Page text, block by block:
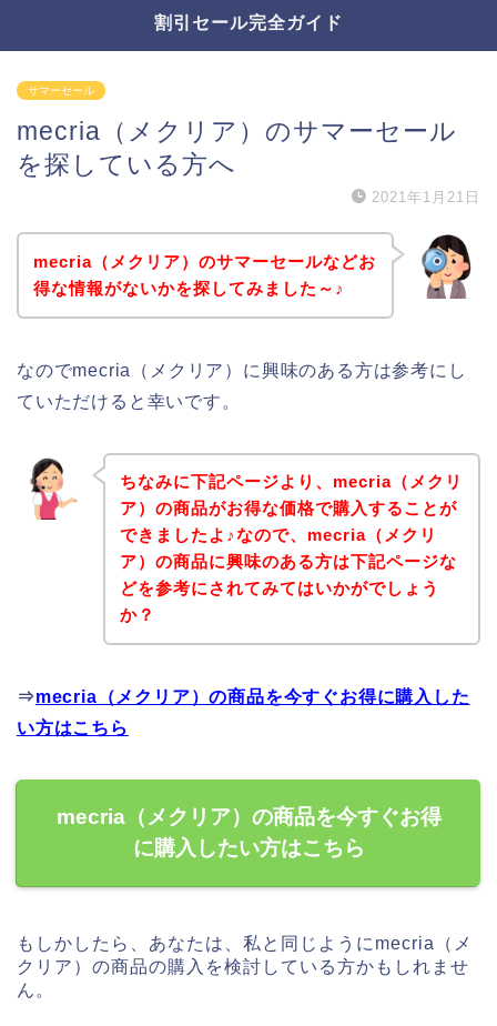
割引セール完全ガイド
サマーセール
mecria（メクリア）のサマーセール
を探している方へ
2021年1月21日
mecria（メクリア）のサマーセールなどお
得な情報がないかを探してみました～♪
なのでmecria（メクリア）に興味のある方は参考にし
ていただけると幸いです。
ちなみに下記ページより、mecria（メクリ
ア）の商品がお得な価格で購入することが
できましたよ♪なので、mecria（メクリ
ア）の商品に興味のある方は下記ページな
どを参考にされてみてはいかがでしょう
か？
⇒mecria（メクリア）の商品を今すぐお得に購入した
い方はこちら
mecria（メクリア）の商品を今すぐお得
に購入したい方はこちら
もしかしたら、あなたは、私と同じようにmecria（メ
クリア）の商品の購入を検討している方かもしれませ
ん。